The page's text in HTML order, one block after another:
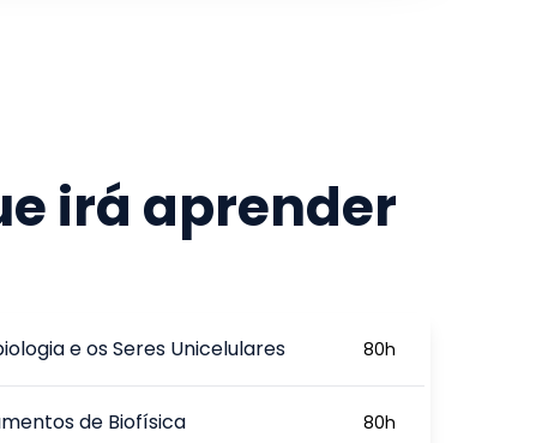
irá aprender
e os Seres Unicelulares 80h
de Biofísica 80h